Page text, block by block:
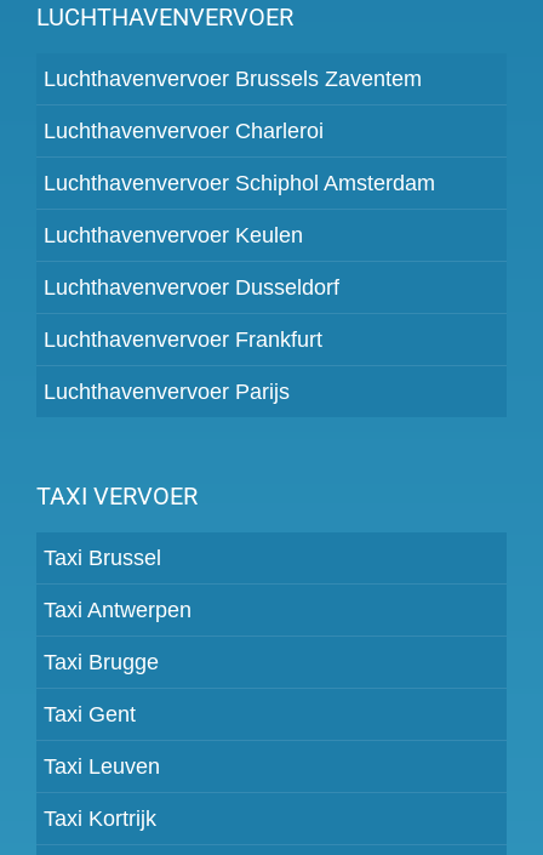
LUCHTHAVENVERVOER
Luchthavenvervoer Brussels Zaventem
Luchthavenvervoer Charleroi
Luchthavenvervoer Schiphol Amsterdam
Luchthavenvervoer Keulen
Luchthavenvervoer Dusseldorf
Luchthavenvervoer Frankfurt
Luchthavenvervoer Parijs
TAXI VERVOER
Taxi Brussel
Taxi Antwerpen
Taxi Brugge
Taxi Gent
Taxi Leuven
Taxi Kortrijk